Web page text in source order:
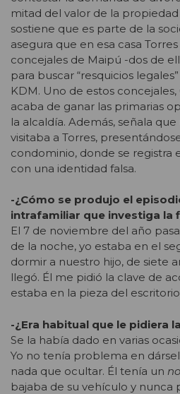
mitad del valor de la
sostiene que es parte de la
asegura que en esa casa
concejales de Maipú -dos de
para buscar “resquicios
KDM. Uno de estos concejales,
acaba de ganar las primarias
la alcaldía. Además, señala
visitaba a Torres,
condominio, donde se registra
con una identidad falsa.
-¿Cómo se produjo el
intrafamiliar que investiga la
El 7 de noviembre del año
de la noche, yo estaba en el
dormir a nuestro hijo, de siete
llegó. Él me pidió la clave de
estaba en la pieza del
-¿Era habitual que le pidiera
Se la había dado en varias
Yo no tenía problema en
nada que ocultar. Él tenía un
bajaba de su vehículo y nunca